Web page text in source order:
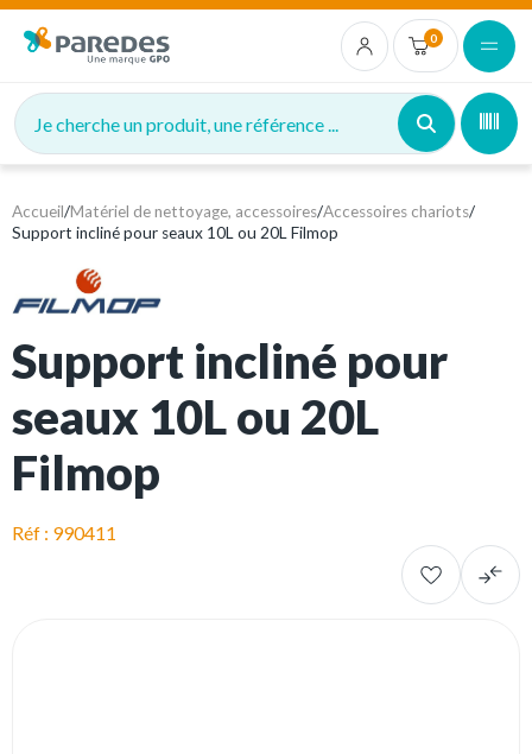
0
Je cherche un produit, une référence ...
Accueil/Matériel de nettoyage, accessoires/Accessoires chariots/
Support incliné pour seaux 10L ou 20L Filmop
Support incliné pour
seaux 10L ou 20L
Filmop
Réf : 990411